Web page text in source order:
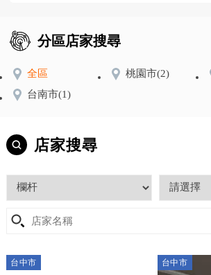
分區店家搜尋
全區 桃園市(2)
台南市(1)
店家搜尋
台中市 台中市